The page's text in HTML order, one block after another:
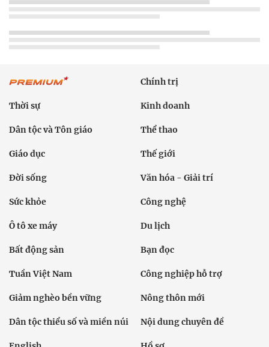
Chính trị
Thời sự Kinh doanh
Dân tộc và Tôn giáo Thể thao
Giáo dục Thế giới
Đời sống Văn hóa - Giải trí
Sức khỏe Công nghệ
Ô tô xe máy Du lịch
Bất động sản Bạn đọc
Tuần Việt Nam Công nghiệp hỗ trợ
Giảm nghèo bền vững Nông thôn mới
Dân tộc thiểu số và miền núi Nội dung chuyên đề